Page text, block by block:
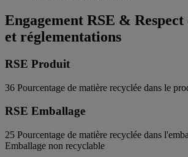
Engagement RSE & Respect
et réglementations
RSE Produit
36 Pourcentage de matière recyclée dans le
RSE Emballage
25 Pourcentage de matière recyclée dans
Emballage non recyclable